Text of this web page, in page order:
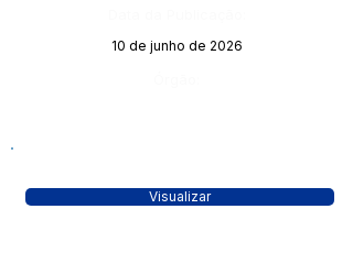
10 de junho de 2026
Visualizar